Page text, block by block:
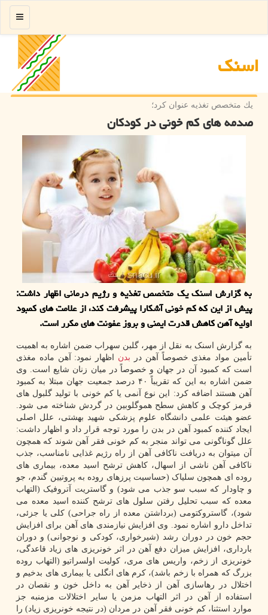
اسنك
منو
یك متخصص تغذیه عنوان كرد؛
صدمه های کم خونی در کودکان
به گزارش اسنک یک متخصص تغذیه و رژیم درمانی اظهار داشت:
پیش از این که کم خونی آشکارا پیشرفت کند، از علامت های کمبود
اولیه آهن کاهش قدرت ایمنی و بروز عفونت های مکرر است.
به گزارش اسنک به نقل از مهر، گلبن سهراب ضمن اشاره به اهمیت
تأمین مواد مغذی خصوصاً آهن در بدن اظهار نمود: آهن ماده مغذی
است که کمبود آن در جهان و خصوصاً در میان زنان شایع است. وی
ضمن اشاره به این که تقریباً ۴۰ درصد جمعیت جهان مبتلا به کمبود
آهن هستند اضافه کرد: این نوع آنمی یا کم خونی با تولید گلبول های
قرمز کوچک و کاهش سطح هموگلوبین در گردش شناخته می شود.
عضو هیئت علمی دانشگاه علوم پزشکی شهید بهشتی، علل اصلی
ایجاد کننده کمبود آهن در بدن را مورد توجه قرار داد و اظهار داشت:
علل گوناگونی می تواند منجر به کم خونی فقر آهن شوند که همچون
آن میتوان به دریافت ناکافی آهن از راه رژیم غذایی نامناسب، جذب
ناکافی آهن ناشی از اسهال، کاهش ترشح اسید معده، بیماری های
روده ای همچون سلیاک (حساسیت پرزهای روده به پروتیین گندم، جو
و چاودار که سبب سو جذب می شود) و گاستریت آتروفیک (التهاب
معده که سبب تحلیل رفتن سلول های ترشح کننده اسید معده می
شود)، گاستروکتومی (برداشتن معده از راه جراحی) کلی یا جزئی،
تداخل دارو اشاره نمود. وی افزایش نیازمندی های آهن برای افزایش
حجم خون در دوران رشد (شیرخواری، کودکی و نوجوانی) و دوران
بارداری، افزایش میزان دفع آهن در اثر خونریزی های زیاد قاعدگی،
خونریزی از زخم، واریس های مری، کولیت اولسراتیو (التهاب روده
بزرگ که همراه با زخم باشد)، کرم های انگلی یا بیماری های بدخیم و
اختلال در رهاسازی آهن از ذخایر آهن به داخل خون و نقصان در
استفاده از آهن در اثر التهاب مزمن یا سایر اختلالات مزمنبه جز
موارد استثنا، کم خونی فقر آهن در مردان (در نتیجه خونریزی زیاد) را